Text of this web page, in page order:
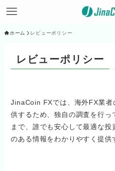
ホーム レビューポリシー
レビューポリシー
JinaCoin FXでは、海外FX業者
供するため、独自の調査を行
まで、誰でも安心して最適な
のある情報をわかりやすく提供